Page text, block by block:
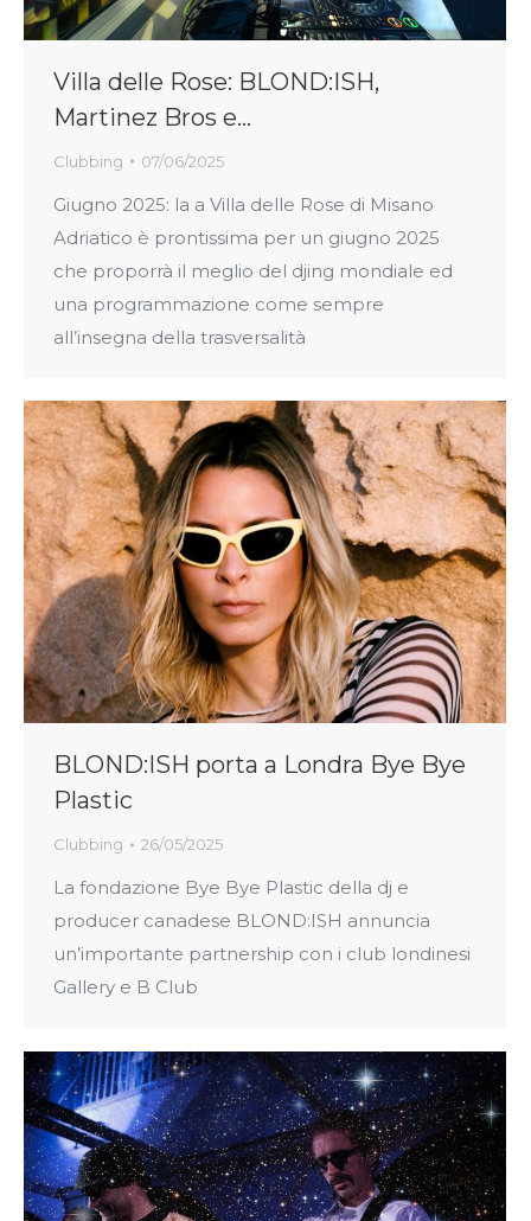
Villa delle Rose: BLOND:ISH,
Martinez Bros e…
Clubbing 07/06/2025
Giugno 2025: la a Villa delle Rose di Misano
Adriatico è prontissima per un giugno 2025
che proporrà il meglio del djing mondiale ed
una programmazione come sempre
all’insegna della trasversalità
BLOND:ISH porta a Londra Bye Bye
Plastic
Clubbing 26/05/2025
La fondazione Bye Bye Plastic della dj e
producer canadese BLOND:ISH annuncia
un’importante partnership con i club londinesi
Gallery e B Club